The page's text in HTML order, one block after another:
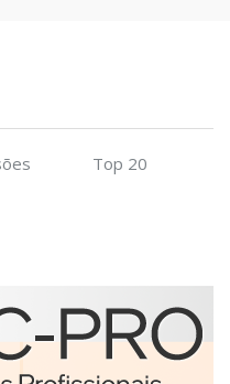
Top 20
BCS-1J074102-121
para impressão